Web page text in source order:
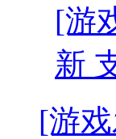
[游
新
[游